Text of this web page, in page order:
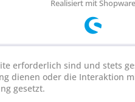
Realisiert mit Shopware
erforderlich sind und stets
dienen oder die Interaktion
gesetzt.